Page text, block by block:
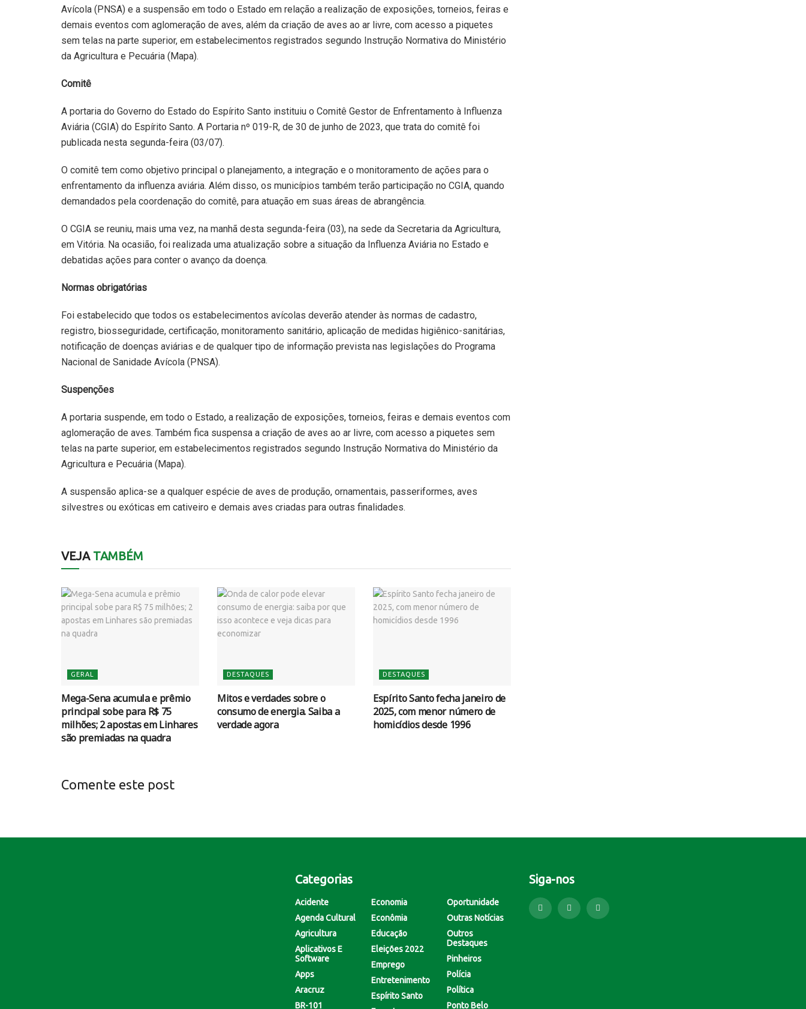
Avícola (PNSA) e a suspensão em todo o Estado em relação a realização de exposições, torneios, feiras e
demais eventos com aglomeração de aves, além da criação de aves ao ar livre, com acesso a piquetes
sem telas na parte superior, em estabelecimentos registrados segundo Instrução Normativa do Ministério
da Agricultura e Pecuária (Mapa).
Comitê
A portaria do Governo do Estado do Espírito Santo instituiu o Comitê Gestor de Enfrentamento à Influenza
Aviária (CGIA) do Espírito Santo. A Portaria nº 019-R, de 30 de junho de 2023, que trata do comitê foi
publicada nesta segunda-feira (03/07).
O comitê tem como objetivo principal o planejamento, a integração e o monitoramento de ações para o
enfrentamento da influenza aviária. Além disso, os municípios também terão participação no CGIA, quando
demandados pela coordenação do comitê, para atuação em suas áreas de abrangência.
O CGIA se reuniu, mais uma vez, na manhã desta segunda-feira (03), na sede da Secretaria da Agricultura,
em Vitória. Na ocasião, foi realizada uma atualização sobre a situação da Influenza Aviária no Estado e
debatidas ações para conter o avanço da doença.
Normas obrigatórias
Foi estabelecido que todos os estabelecimentos avícolas deverão atender às normas de cadastro,
registro, biosseguridade, certificação, monitoramento sanitário, aplicação de medidas higiênico-sanitárias,
notificação de doenças aviárias e de qualquer tipo de informação prevista nas legislações do Programa
Nacional de Sanidade Avícola (PNSA).
Suspenções
A portaria suspende, em todo o Estado, a realização de exposições, torneios, feiras e demais eventos com
aglomeração de aves. Também fica suspensa a criação de aves ao ar livre, com acesso a piquetes sem
telas na parte superior, em estabelecimentos registrados segundo Instrução Normativa do Ministério da
Agricultura e Pecuária (Mapa).
A suspensão aplica-se a qualquer espécie de aves de produção, ornamentais, passeriformes, aves
silvestres ou exóticas em cativeiro e demais aves criadas para outras finalidades.
VEJATAMBÉM
GERAL
Mega-Sena acumula e prêmio
principal sobe para R$ 75
milhões; 2 apostas em Linhares
são premiadas na quadra
DESTAQUES
Mitos e verdades sobre o
consumo de energia. Saiba a
verdade agora
DESTAQUES
Espírito Santo fecha janeiro de
2025, com menor número de
homicídios desde 1996
Comente este post
Categorias
Acidente
Agenda Cultural
Agricultura
Aplicativos E
Software
Apps
Aracruz
BR-101
Economia
Econômia
Educação
Eleições 2022
Emprego
Entretenimento
Espírito Santo
Oportunidade
Outras Notícias
Outros
Destaques
Pinheiros
Polícia
Política
Ponto Belo
Siga-nos